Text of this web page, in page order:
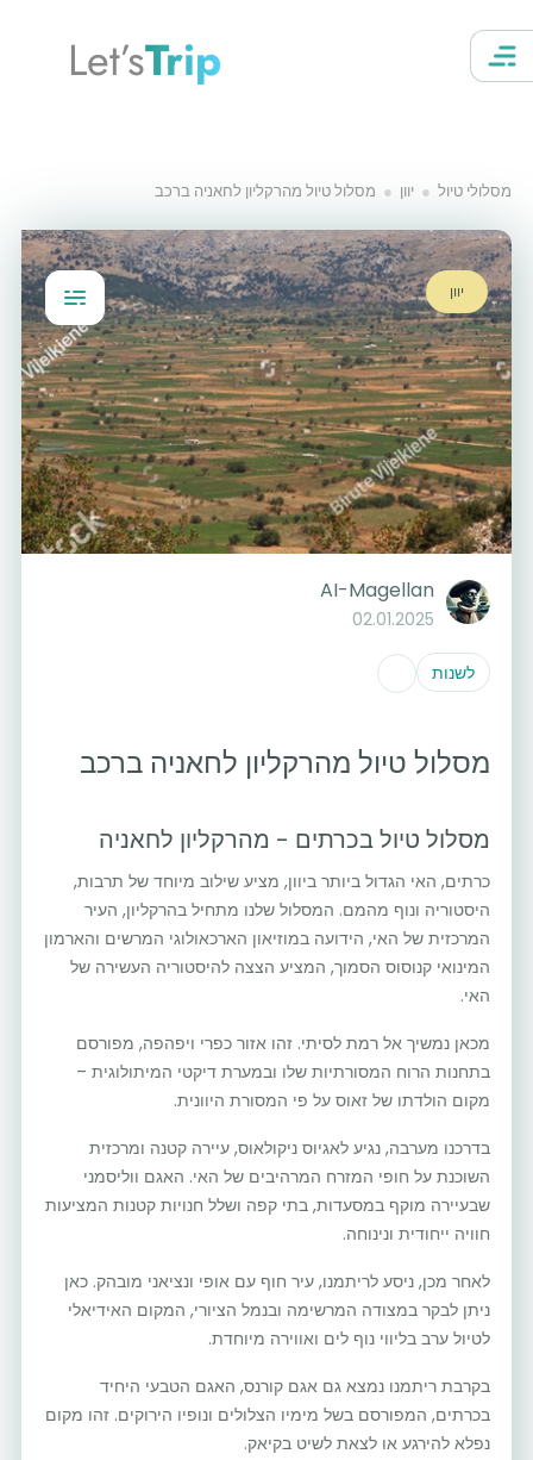
Let’sTrip
מסלולי טיול יוון מסלול טיול מהרקליון לחאניה ברכב
יוון
AI-Magellan
02.01.2025
לשנות
מסלול טיול מהרקליון לחאניה ברכב
מסלול טיול בכרתים - מהרקליון לחאניה
כרתים, האי הגדול ביותר ביוון, מציע שילוב מיוחד של תרבות,
היסטוריה ונוף מהמם. המסלול שלנו מתחיל בהרקליון, העיר
המרכזית של האי, הידועה במוזיאון הארכאולוגי המרשים והארמון
המינואי קנוסוס הסמוך, המציע הצצה להיסטוריה העשירה של
האי.
מכאן נמשיך אל רמת לסיתי. זהו אזור כפרי ויפהפה, מפורסם
בתחנות הרוח המסורתיות שלו ובמערת דיקטי המיתולוגית –
מקום הולדתו של זאוס על פי המסורת היוונית.
בדרכנו מערבה, נגיע לאגיוס ניקולאוס, עיירה קטנה ומרכזית
השוכנת על חופי המזרח המרהיבים של האי. האגם ווליסמני
שבעיירה מוקף במסעדות, בתי קפה ושלל חנויות קטנות המציעות
חוויה ייחודית ונינוחה.
לאחר מכן, ניסע לריתמנו, עיר חוף עם אופי ונציאני מובהק. כאן
ניתן לבקר במצודה המרשימה ובנמל הציורי, המקום האידיאלי
לטיול ערב בליווי נוף לים ואווירה מיוחדת.
בקרבת ריתמנו נמצא גם אגם קורנס, האגם הטבעי היחיד
בכרתים, המפורסם בשל מימיו הצלולים ונופיו הירוקים. זהו מקום
נפלא להירגע או לצאת לשיט בקיאק.